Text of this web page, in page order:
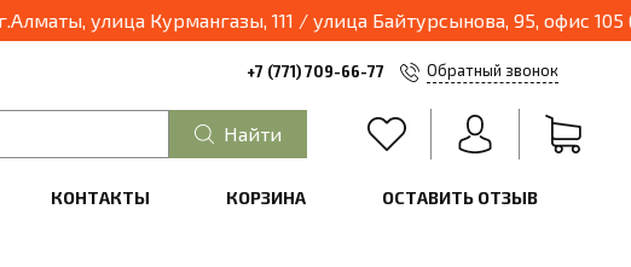
03.04.2025 наш магазин переходит в формат шоурум и будет находиться по адресу: г.Алматы, улица Курмангазы, 111 / улица
+7 (771) 709-66-77 Обратный звонок
Найти
КОНТАКТЫ КОРЗИНА ОСТАВИТЬ ОТЗЫВ